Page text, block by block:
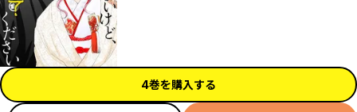
4巻を購入する